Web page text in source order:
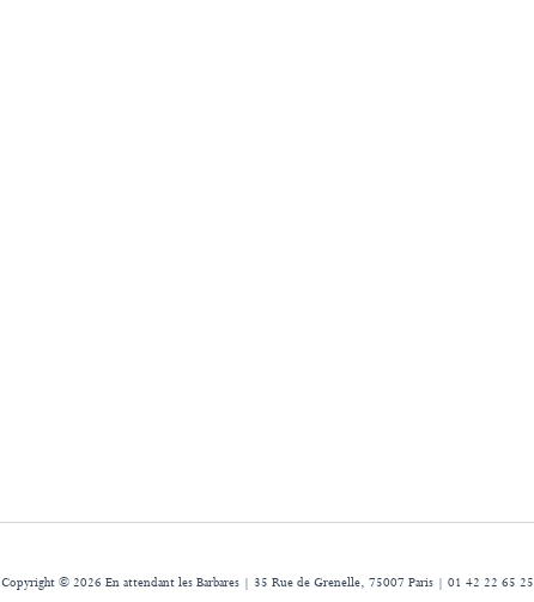
Copyright © 2026 En attendant les Barbares | 35 Rue de Grenelle, 75007 Paris | 01 42 22 65 25